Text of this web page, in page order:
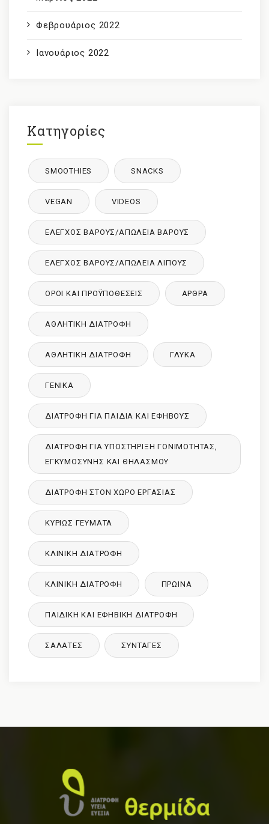
Φεβρουάριος 2022
Ιανουάριος 2022
Κατηγορίες
SMOOTHIES SNACKS
VEGAN VIDEOS
ΈΛΕΓΧΟΣ ΒΆΡΟΥΣ/ΑΠΏΛΕΙΑ ΒΆΡΟΥΣ
ΈΛΕΓΧΟΣ ΒΆΡΟΥΣ/ΑΠΏΛΕΙΑ ΛΊΠΟΥΣ
ΌΡΟΙ ΚΑΙ ΠΡΟΫΠΟΘΈΣΕΙΣ ΑΡΘΡΑ
ΑΘΛΗΤΙΚΉ ΔΙΑΤΡΟΦΉ
ΑΘΛΗΤΙΚΉ ΔΙΑΤΡΟΦΉ ΓΛΥΚΑ
ΓΕΝΙΚΆ
ΔΙΑΤΡΟΦΉ ΓΙΑ ΠΑΙΔΙΆ ΚΑΙ ΕΦΉΒΟΥΣ
ΔΙΑΤΡΟΦΉ ΓΙΑ ΥΠΟΣΤΉΡΙΞΗ ΓΟΝΙΜΌΤΗΤΑΣ,
ΕΓΚΥΜΟΣΎΝΗΣ ΚΑΙ ΘΗΛΑΣΜΟΎ
ΔΙΑΤΡΟΦΉ ΣΤΟΝ ΧΏΡΟ ΕΡΓΑΣΊΑΣ
ΚΥΡΙΩΣ ΓΕΥΜΑΤΑ
ΚΛΙΝΙΚΉ ΔΙΑΤΡΟΦΉ
ΚΛΙΝΙΚΉ ΔΙΑΤΡΟΦΉ ΠΡΩΙΝΑ
ΠΑΙΔΙΚΉ ΚΑΙ ΕΦΗΒΙΚΉ ΔΙΑΤΡΌΦΉ
ΣΑΛΑΤΕΣ ΣΥΝΤΑΓΈΣ